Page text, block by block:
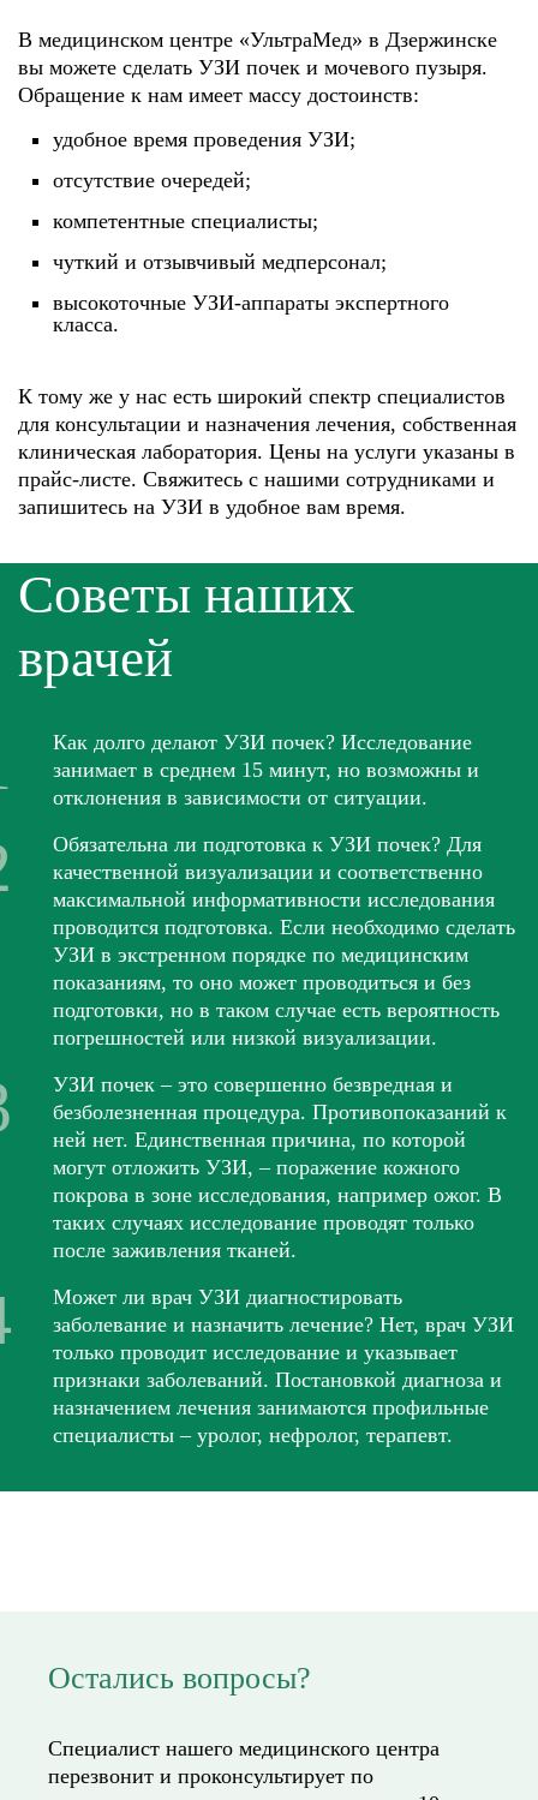
В медицинском центре «УльтраМед» в Дзержинске
вы можете сделать УЗИ почек и мочевого пузыря.
Обращение к нам имеет массу достоинств:
удобное время проведения УЗИ;
отсутствие очередей;
компетентные специалисты;
чуткий и отзывчивый медперсонал;
высокоточные УЗИ-аппараты экспертного
класса.
К тому же у нас есть широкий спектр специалистов
для консультации и назначения лечения, собственная
клиническая лаборатория. Цены на услуги указаны в
прайс-листе. Свяжитесь с нашими сотрудниками и
запишитесь на УЗИ в удобное вам время.
Советы наших
врачей
Как долго делают УЗИ почек? Исследование
занимает в среднем 15 минут, но возможны и
отклонения в зависимости от ситуации.
Обязательна ли подготовка к УЗИ почек? Для
качественной визуализации и соответственно
максимальной информативности исследования
проводится подготовка. Если необходимо сделать
УЗИ в экстренном порядке по медицинским
показаниям, то оно может проводиться и без
подготовки, но в таком случае есть вероятность
погрешностей или низкой визуализации.
УЗИ почек – это совершенно безвредная и
безболезненная процедура. Противопоказаний к
ней нет. Единственная причина, по которой
могут отложить УЗИ, – поражение кожного
покрова в зоне исследования, например ожог. В
таких случаях исследование проводят только
после заживления тканей.
Может ли врач УЗИ диагностировать
заболевание и назначить лечение? Нет, врач УЗИ
только проводит исследование и указывает
признаки заболеваний. Постановкой диагноза и
назначением лечения занимаются профильные
специалисты – уролог, нефролог, терапевт.
Остались вопросы?
Специалист нашего медицинского центра
перезвонит и проконсультирует по